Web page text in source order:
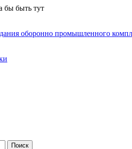
содержанию
бы быть тут
оборонно промышленного